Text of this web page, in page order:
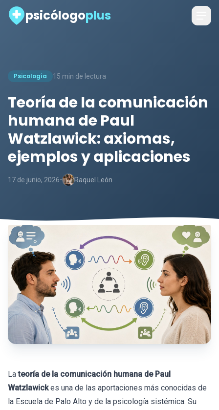
psicólogoplus
Psicología 15 min de lectura
Teoría de la comunicación
humana de Paul
Watzlawick: axiomas,
ejemplos y aplicaciones
17 de junio, 2026- Raquel León
Lateoría de la comunicación humana de Paul
Watzlawickes una de las aportaciones más conocidas de
la Escuela de Palo Alto y de la psicología sistémica. Su